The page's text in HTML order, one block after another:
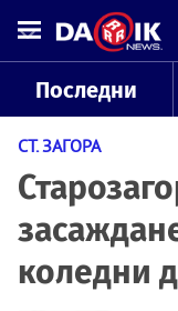
Последни
СТ. ЗАГОРА
коледни